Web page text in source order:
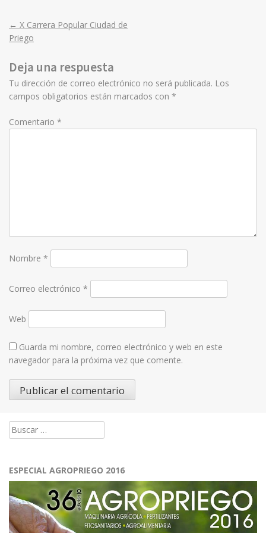
Post
navigation
← X Carrera Popular Ciudad de
Priego
Deja una respuesta
Tu dirección de correo electrónico no será publicada. Los
campos obligatorios están marcados con *
Comentario *
Nombre *
Correo electrónico *
Web
Guarda mi nombre, correo electrónico y web en este
navegador para la próxima vez que comente.
Buscar:
ESPECIAL AGROPRIEGO 2016